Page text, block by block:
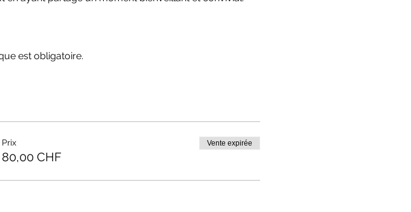
est obligatoire.
Prix
80,00 CHF
Vente expirée